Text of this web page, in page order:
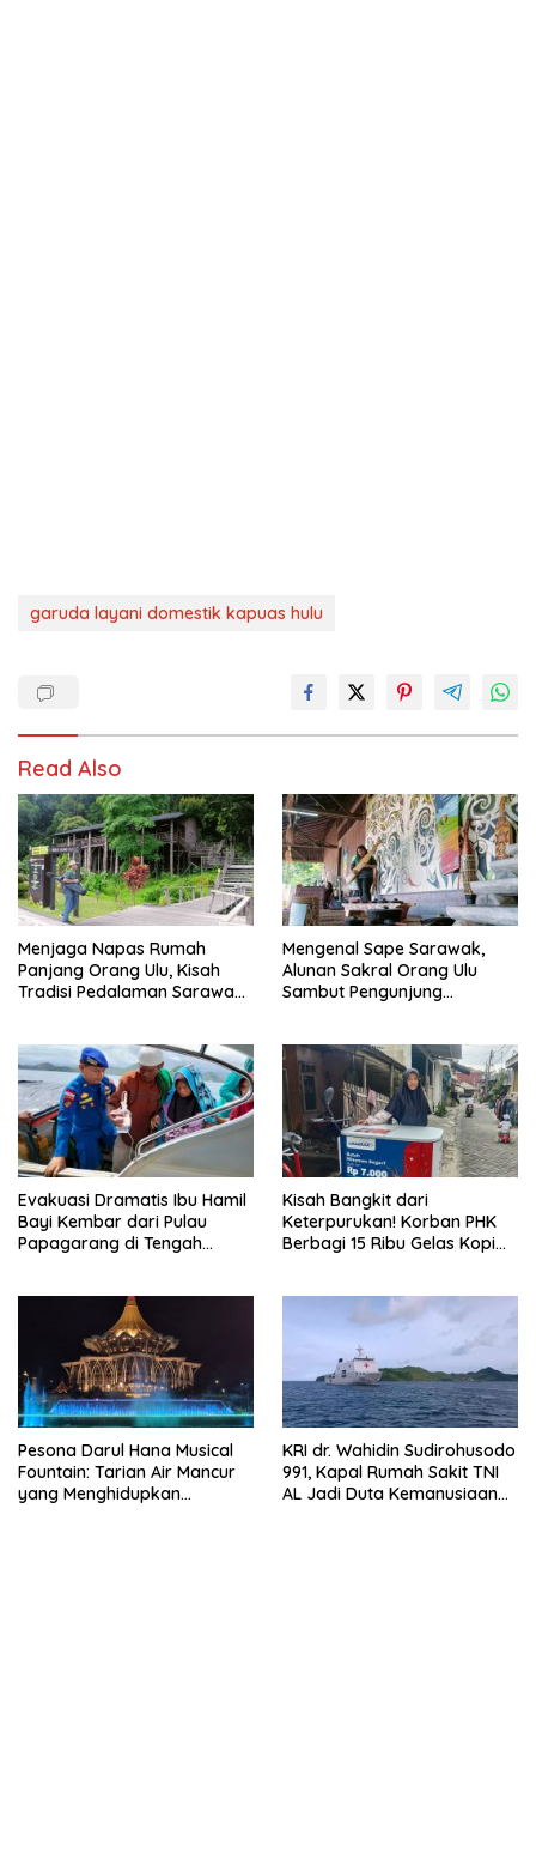
garuda layani domestik kapuas hulu
Read Also
Menjaga Napas Rumah
Panjang Orang Ulu, Kisah
Tradisi Pedalaman Sarawak
Mengenal Sape Sarawak,
Alunan Sakral Orang Ulu
Sambut Pengunjung
Evakuasi Dramatis Ibu Hamil
Bayi Kembar dari Pulau
Papagarang di Tengah
Kisah Bangkit dari
Keterpurukan! Korban PHK
Berbagi 15 Ribu Gelas Kopi
Pesona Darul Hana Musical
Fountain: Tarian Air Mancur
yang Menghidupkan
KRI dr. Wahidin Sudirohusodo
991, Kapal Rumah Sakit TNI
AL Jadi Duta Kemanusiaan